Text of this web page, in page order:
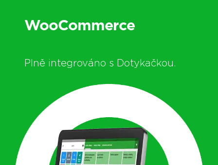
WooCommerce
Plně integrováno s Dotykačkou.